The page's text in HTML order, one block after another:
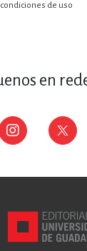
de uso
en